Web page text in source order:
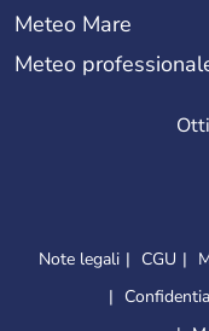
Meteo Mare
Meteo
Note legali CGU